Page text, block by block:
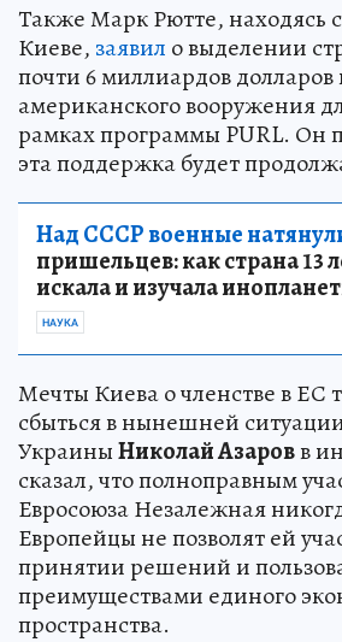
Также Марк Рютте, находясь
Киеве, заявил о выделении
почти 6 миллиардов долларов
американского вооружения
рамках программы PURL. Он
эта поддержка будет
Над СССР военные
пришельцев: как страна 13
искала и изучала
НАУКА
Мечты Киева о членстве в ЕС
сбыться в нынешней
УкраиныНиколай Азаровв
сказал, что полноправным
Евросоюза Незалежная
Европейцы не позволят ей
принятии решений и
преимуществами единого
пространства.